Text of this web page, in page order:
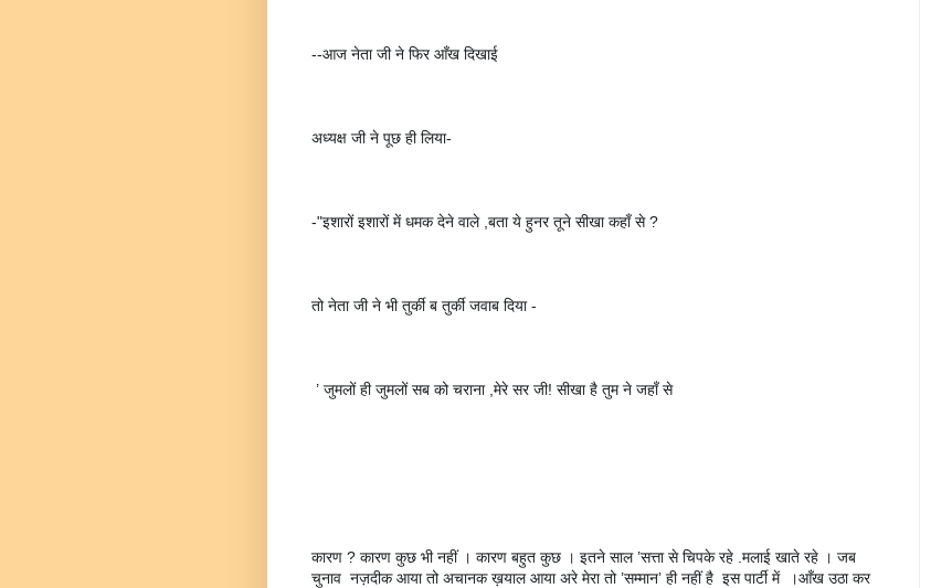
--आज नेता जी ने फिर आँख दिखाई
अध्यक्ष जी ने पूछ ही लिया-
-"इशारों इशारों में धमक देने वाले ,बता ये हुनर तूने सीखा कहाँ से ?
तो नेता जी ने भी तुर्की ब तुर्की जवाब दिया -
’ जुमलों ही जुमलों सब को चराना ,मेरे सर जी! सीखा है तुम ने जहाँ से
कारण ? कारण कुछ भी नहीं । कारण बहुत कुछ । इतने साल ’सत्ता से चिपके रहे .मलाई खाते रहे । जब
चुनाव  नज़दीक आया तो अचानक ख़याल आया अरे मेरा तो ’सम्मान’ ही नहीं है  इस पार्टी में  ।आँख उठा कर